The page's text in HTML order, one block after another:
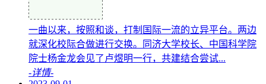
一曲以来，按照和谈，打制国际一流的立异平台。两边
就深化校际合做进行交换。同济大学校长、中国科学院
院士杨金龙会见了卢煜明一行，共建结合尝试...
-详情-